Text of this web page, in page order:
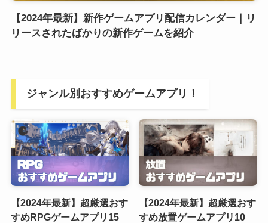
【2024年最新】新作ゲームアプリ配信カレンダー｜リ
リースされたばかりの新作ゲームを紹介
ジャンル別おすすめゲームアプリ！
【2024年最新】超厳選おす
すめRPGゲームアプリ15
【2024年最新】超厳選おす
すめ放置ゲームアプリ10